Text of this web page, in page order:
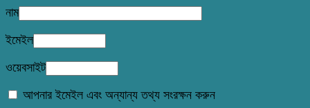
নাম
ইমেইল
ওয়েবসাইট
আপনার ইমেইল এবং অন্যান্য তথ্য সংরক্ষন করুন